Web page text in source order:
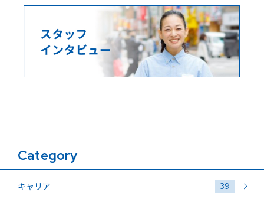
Category
キャリア 39